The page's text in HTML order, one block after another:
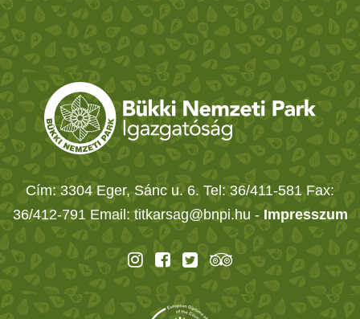
Cím: 3304 Eger, Sánc u. 6. Tel: 36/411-581 Fax:
36/412-791 Email: titkarsag@bnpi.hu - Impresszum